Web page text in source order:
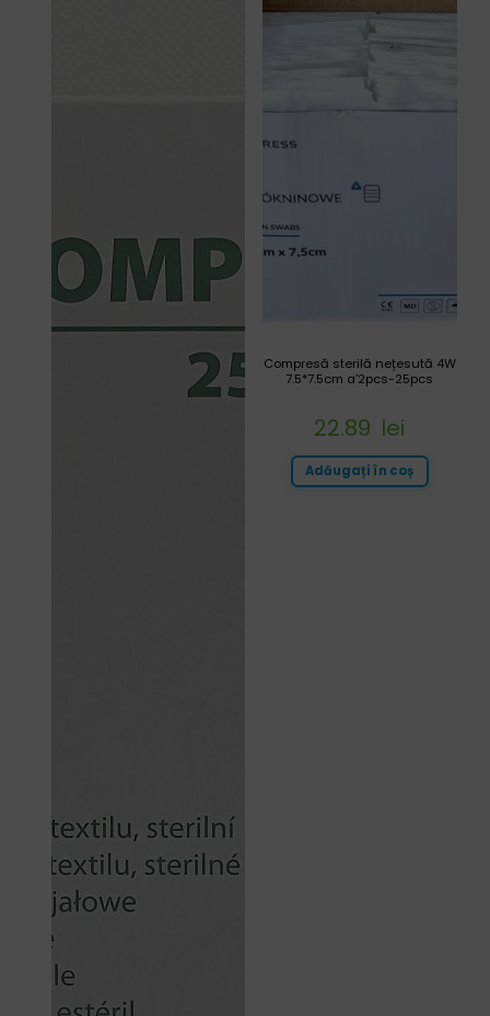
Compresă sterilă nețesută 4W
7.5*7.5cm a’2pcs-25pcs
22.89 lei
Adăugați în coș